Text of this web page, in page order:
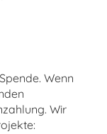
Wenn
Wir